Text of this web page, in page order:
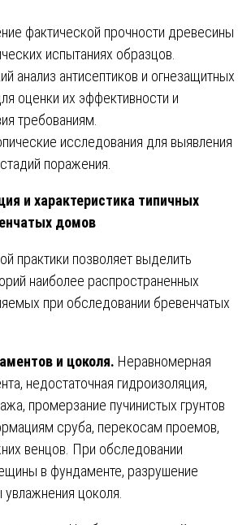
фактической прочности древесины
испытаниях образцов.
анализ антисептиков и огнезащитных
оценки их эффективности и
требованиям.
исследования для выявления
поражения.
и характеристика типичных
домов
практики позволяет выделить
наиболее распространенных
при обследовании бревенчатых
и цоколя. Неравномерная
недостаточная гидроизоляция,
промерзание пучинистых грунтов
сруба, перекосам проемов,
венцов. При обследовании
в фундаменте, разрушение
цоколя.